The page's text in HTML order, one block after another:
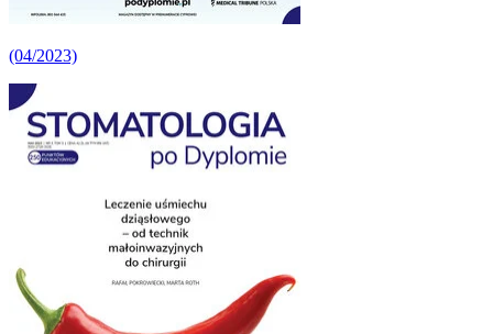
(04/2023)